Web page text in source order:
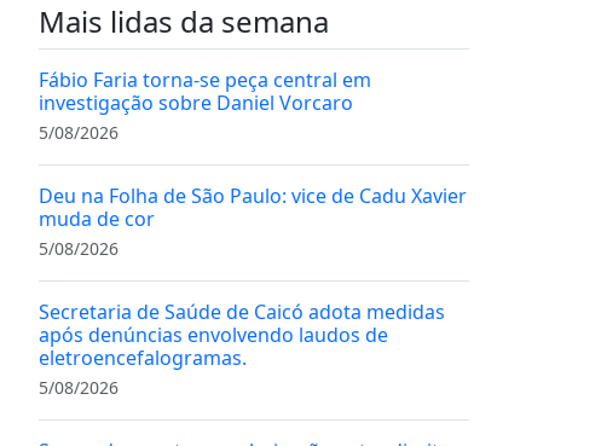
Mais lidas da semana
Fábio Faria torna-se peça central em
investigação sobre Daniel Vorcaro
5/08/2026
Deu na Folha de São Paulo: vice de Cadu Xavier
muda de cor
5/08/2026
Secretaria de Saúde de Caicó adota medidas
após denúncias envolvendo laudos de
eletroencefalogramas.
5/08/2026